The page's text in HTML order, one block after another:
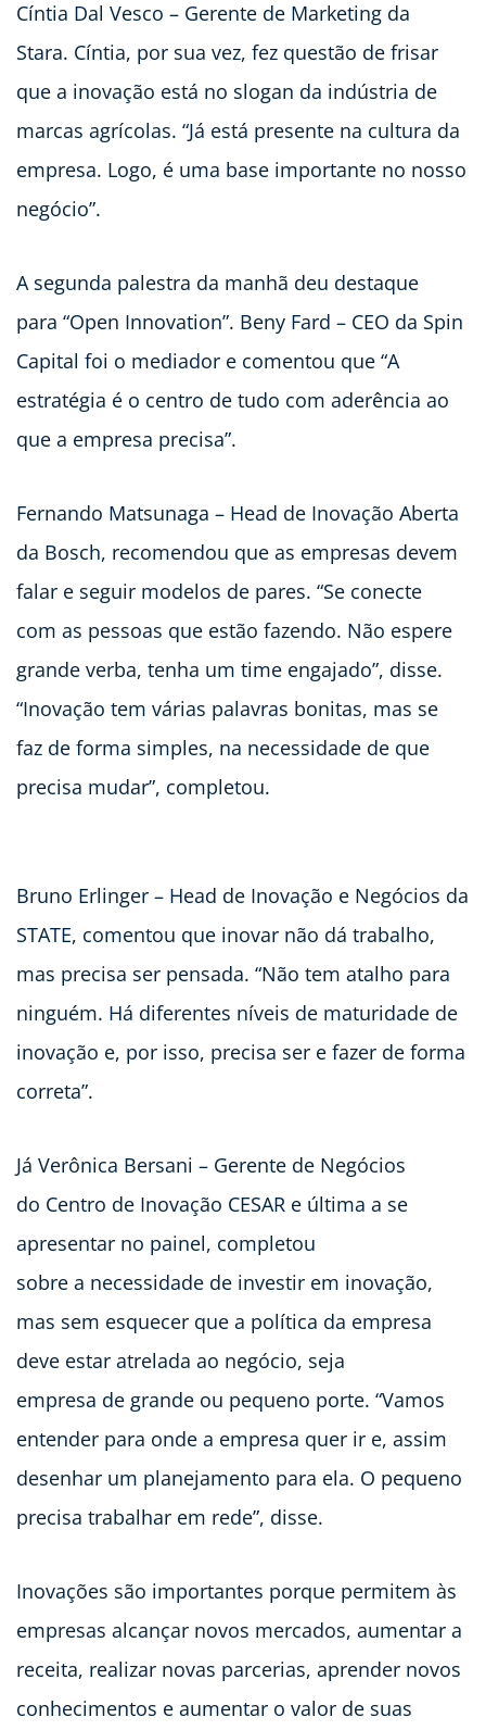
Cíntia Dal Vesco – Gerente de Marketing da
Stara. Cíntia, por sua vez, fez questão de frisar
que a inovação está no slogan da indústria de
marcas agrícolas. “Já está presente na cultura da
empresa. Logo, é uma base importante no nosso
negócio”.
A segunda palestra da manhã deu destaque
para “Open Innovation”. Beny Fard – CEO da Spin
Capital foi o mediador e comentou que “A
estratégia é o centro de tudo com aderência ao
que a empresa precisa”.
Fernando Matsunaga – Head de Inovação Aberta
da Bosch, recomendou que as empresas devem
falar e seguir modelos de pares. “Se conecte
com as pessoas que estão fazendo. Não espere
grande verba, tenha um time engajado”, disse.
“Inovação tem várias palavras bonitas, mas se
faz de forma simples, na necessidade de que
precisa mudar”, completou.
Bruno Erlinger – Head de Inovação e Negócios da
STATE, comentou que inovar não dá trabalho,
mas precisa ser pensada. “Não tem atalho para
ninguém. Há diferentes níveis de maturidade de
inovação e, por isso, precisa ser e fazer de forma
correta”.
Já Verônica Bersani – Gerente de Negócios
do Centro de Inovação CESAR e última a se
apresentar no painel, completou
sobre a necessidade de investir em inovação,
mas sem esquecer que a política da empresa
deve estar atrelada ao negócio, seja
empresa de grande ou pequeno porte. “Vamos
entender para onde a empresa quer ir e, assim
desenhar um planejamento para ela. O pequeno
precisa trabalhar em rede”, disse.
Inovações são importantes porque permitem às
empresas alcançar novos mercados, aumentar a
receita, realizar novas parcerias, aprender novos
conhecimentos e aumentar o valor de suas